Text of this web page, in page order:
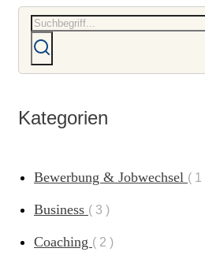
Kategorien
Bewerbung & Jobwechsel 1
Business 3
Coaching 2